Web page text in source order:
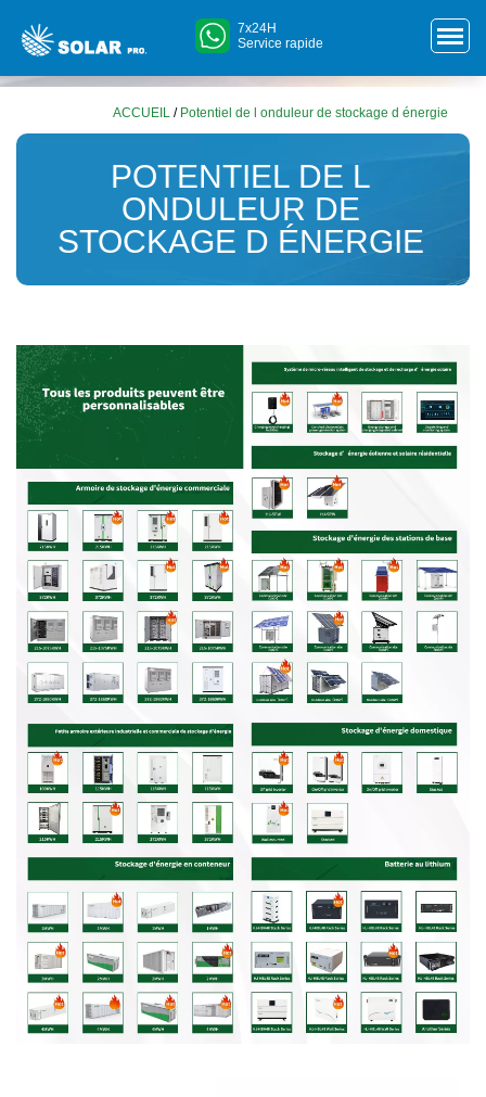
7x24H
Service rapide
ACCUEIL / Potentiel de l onduleur de stockage d énergie
POTENTIEL DE L
ONDULEUR DE
STOCKAGE D ÉNERGIE